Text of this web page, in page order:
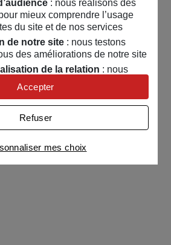
: nous réalisons des
mieux comprendre l’usage
du site et de nos services
de notre site: nous testons
des améliorations de notre site
de la relation : nous
de cookies pour adapter nos
nos offres
: nous utilisons avec
des cookies pour afficher des
cookies et la liste de nos
mes choix
Refuser
Accepter